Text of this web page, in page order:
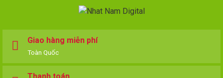
Giao hàng miễn phí
Toàn Quốc